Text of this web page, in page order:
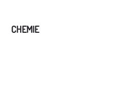
CHEMIE